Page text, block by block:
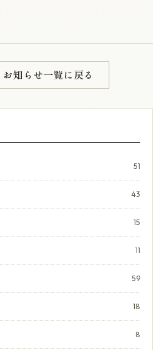
知らせ一覧に戻る
51
43
15
11
59
18
8